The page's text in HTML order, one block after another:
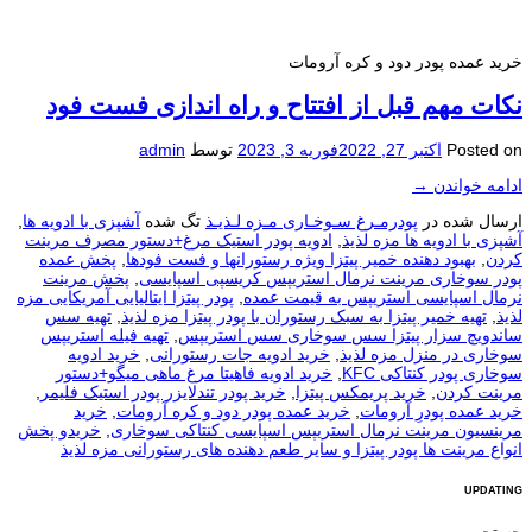
خرید عمده پودر دود و کره آرومات
نکات مهم قبل از افتتاح و راه اندازی فست فود
Posted on اکتبر 27, 2022 فوریه 3, 2023 توسط admin
ادامه خواندن →
ارسال شده در پودرمـرغ سـوخـاری مـزه لـذیـذ تگ شده آشپزی با ادویه ها,
آشپزی با ادویه ها مزه لذیذ, ادویه پودر استیک مرغ+دستور مصرف مرینت
کردن, بهبود دهنده خمیر پیتزا ویژه رستورانها و فست فودها, پخش عمده
پودر سوخاری مرینت نرمال استريپس کریسپی اسپایسی, پخش مرینت
نرمال اسپایسی استریپس به قیمت عمده, پودر پیتزا ایتالیایی آمریکایی مزه
لذیذ, تهیه خمیر پیتزا به سبک رستوران با پودر پیتزا مزه لذیذ, تهیه سس
ساندویچ سزار پیتزا سس سوخاری سس استریپس, تهیه فیله استریپس
سوخاری در منزل مزه لذیذ, خرید ادویه جات رستورانی, خرید ادویه
سوخاری پودر کنتاکی KFC
, خرید ادویه فاهیتا مرغ ماهی میگو+دستور
مرینت کردن, خرید پریمکس پیتزا, خرید پودر تندلایزر پودر استیک فلیمر ,
خرید عمده پودرِ آرومات, خرید عمده پودر دود و کره آرومات, خرید
مرینسیون مرینت نرمال استریپس اسپایسی کنتاکی سوخاری, خریدو پخش
انواع مرینت ها پودر پیتزا و سایر طعم دهنده های رستورانی مزه لذیذ
UPDATING